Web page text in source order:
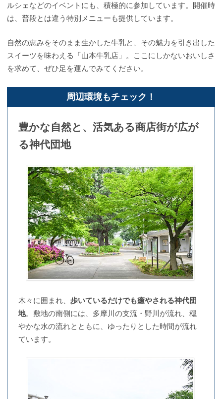
ルシェなどのイベントにも、積極的に参加しています。開催時
は、普段とは違う特別メニューも提供しています。
自然の恵みをそのまま生かした牛乳と、その魅力を引き出した
スイーツを味わえる「山本牛乳店」。ここにしかないおいしさ
を求めて、ぜひ足を運んでみてください。
周辺環境もチェック！
豊かな自然と、活気ある商店街が広が
る神代団地
木々に囲まれ、歩いているだけでも癒やされる神代団
地。敷地の南側には、多摩川の支流・野川が流れ、穏
やかな水の流れとともに、ゆったりとした時間が流れ
ています。